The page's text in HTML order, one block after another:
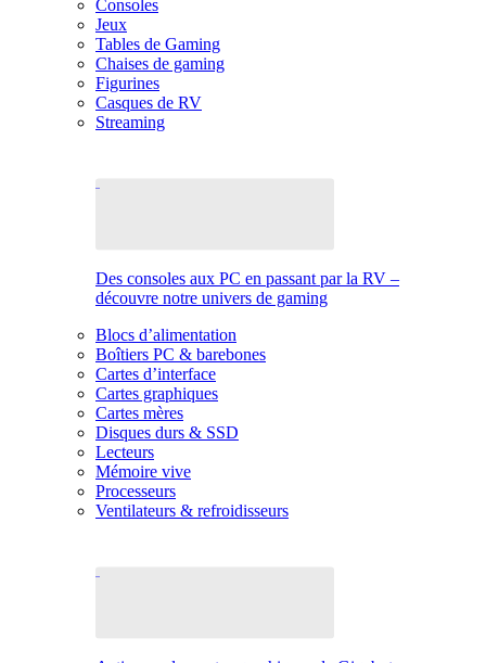
Consoles
Jeux
Tables de Gaming
Chaises de gaming
Figurines
Casques de RV
Streaming
Des consoles aux PC en passant par la RV –
découvre notre univers de gaming
Blocs d’alimentation
Boîtiers PC & barebones
Cartes d’interface
Cartes graphiques
Cartes mères
Disques durs & SSD
Lecteurs
Mémoire vive
Processeurs
Ventilateurs & refroidisseurs